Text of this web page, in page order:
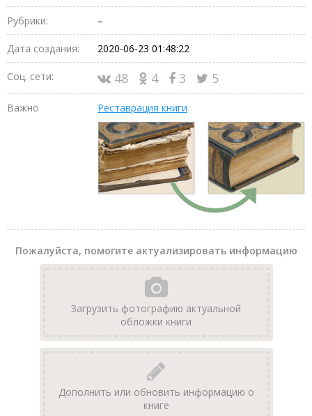
Рубрики: –
Дата создания: 2020-06-23 01:48:22
Соц. сети: 48 4 3 5
Важно Реставрация книги
Пожалуйста, помогите актуализировать информацию
Загрузить фотографию актуальной
обложки книги
Дополнить или обновить информацию о
книге